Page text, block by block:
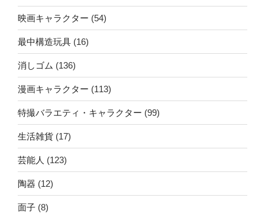
映画キャラクター (54)
最中構造玩具 (16)
消しゴム (136)
漫画キャラクター (113)
特撮バラエティ・キャラクター (99)
生活雑貨 (17)
芸能人 (123)
陶器 (12)
面子 (8)